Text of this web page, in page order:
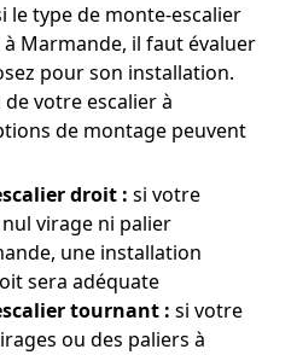
le type de monte-escalier
Marmande, il faut évaluer
pour son installation.
votre escalier à
de montage peuvent
droit : si votre
virage ni palier
une installation
sera adéquate
tournant : si votre
ou des paliers à